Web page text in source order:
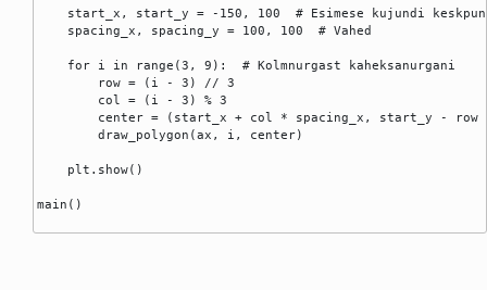
start_x, start_y = -150, 100  # Esimese kujundi
    spacing_x, spacing_y = 100, 100  # Vahed
    for i in range(3, 9):  # Kolmnurgast kaheksanurgani
        row = (i - 3) // 3
        col = (i - 3) % 3
center = (start_x + col * spacing_x, start_y - row
        draw_polygon(ax, i, center)
    plt.show()
main()